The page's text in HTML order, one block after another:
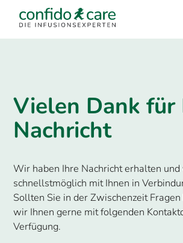
Vielen Dank für
Nachricht
Wir haben Ihre Nachricht erhalten
schnellstmöglich mit Ihnen in
Sollten Sie in der Zwischenzeit
wir Ihnen gerne mit folgenden
Verfügung.